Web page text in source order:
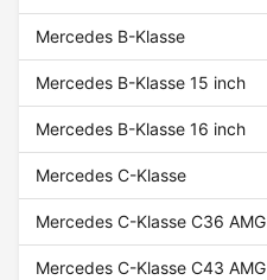
Mercedes B-Klasse
Mercedes B-Klasse 15 inch
Mercedes B-Klasse 16 inch
Mercedes C-Klasse
Mercedes C-Klasse C36 AMG
Mercedes C-Klasse C43 AMG